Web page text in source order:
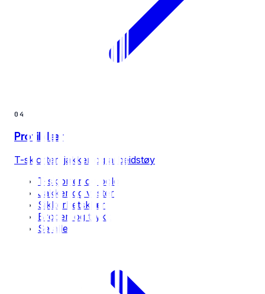
04
Profilklær
T-skjorter, jakker og arbeidstøy
T-skjorter og polo
Jakker og vester
Sikkerhetsklær
Broderi og trykk
Se alle